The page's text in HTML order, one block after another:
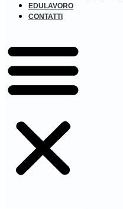
EDULAVORO
CONTATTI